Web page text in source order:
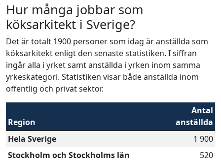
Hur många jobbar som
köksarkitekt i Sverige?
Det är totalt 1900 personer som idag är anställda som
köksarkitekt enligt den senaste statistiken. I siffran
ingår alla i yrket samt anställda i yrken inom samma
yrkeskategori. Statistiken visar både anställda inom
offentlig och privat sektor.
Region
Antal
anställda
Hela Sverige
1 900
Stockholm och Stockholms län
520